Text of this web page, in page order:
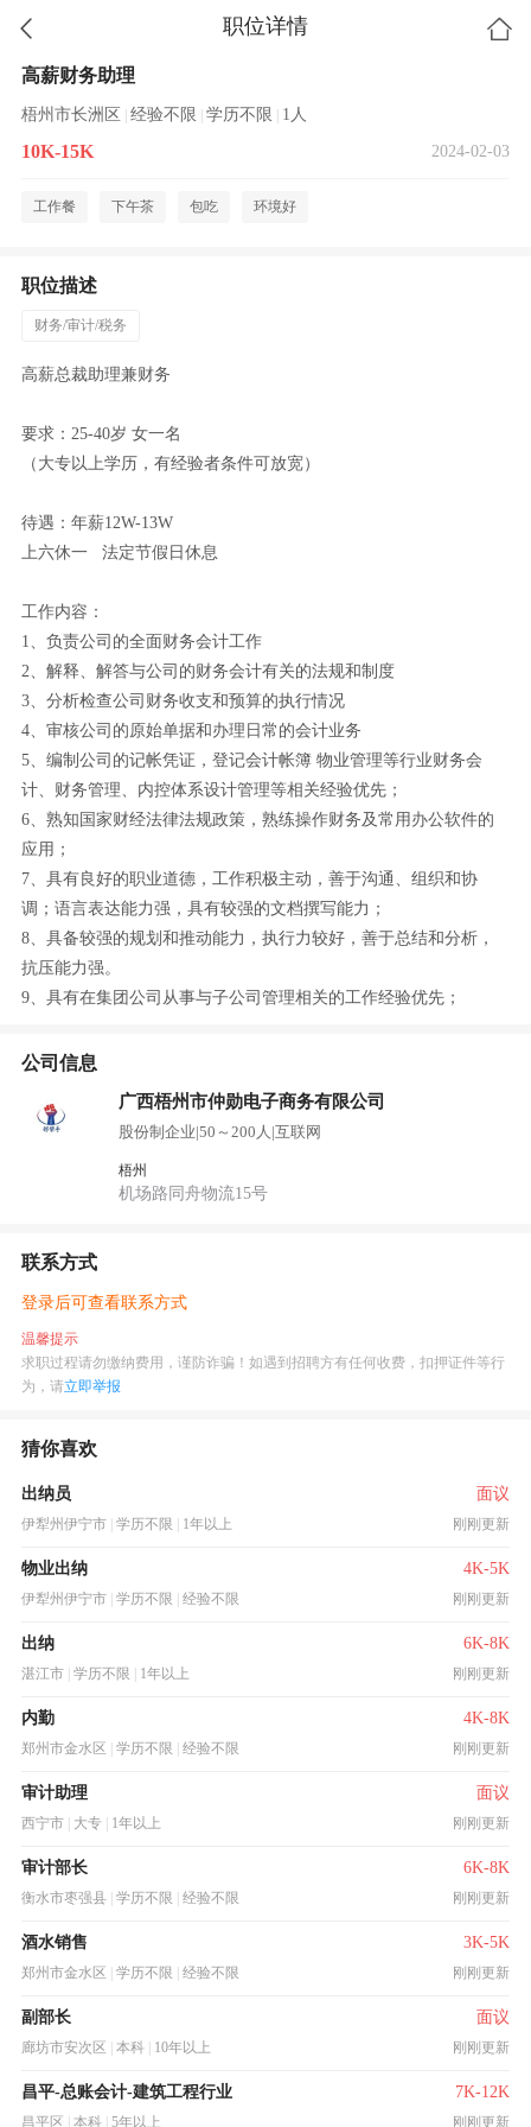
职位详情
高薪财务助理
梧州市长洲区 经验不限 学历不限 1人
10K-15K 2024-02-03
工作餐 下午茶 包吃 环境好
职位描述
财务/审计/税务
高薪总裁助理兼财务
要求：25-40岁 女一名
（大专以上学历，有经验者条件可放宽）
待遇：年薪12W-13W
上六休一 法定节假日休息
工作内容：
1、负责公司的全面财务会计工作
2、解释、解答与公司的财务会计有关的法规和制度
3、分析检查公司财务收支和预算的执行情况
4、审核公司的原始单据和办理日常的会计业务
5、编制公司的记帐凭证，登记会计帐簿 物业管理等行业财务会
计、财务管理、内控体系设计管理等相关经验优先；
6、熟知国家财经法律法规政策，熟练操作财务及常用办公软件的
应用；
7、具有良好的职业道德，工作积极主动，善于沟通、组织和协
调；语言表达能力强，具有较强的文档撰写能力；
8、具备较强的规划和推动能力，执行力较好，善于总结和分析，
抗压能力强。
9、具有在集团公司从事与子公司管理相关的工作经验优先；
公司信息
广西梧州市仲勋电子商务有限公司
股份制企业|50～200人 |互联网
梧州
机场路同舟物流15号
联系方式
登录后可查看联系方式
温馨提示
求职过程请勿缴纳费用，谨防诈骗！如遇到招聘方有任何收费，扣押证件等行
为，请立即举报
猜你喜欢
出纳员 面议
伊犁州伊宁市 学历不限 1年以上 刚刚更新
物业出纳 4K-5K
伊犁州伊宁市 学历不限 经验不限 刚刚更新
出纳 6K-8K
湛江市 学历不限 1年以上 刚刚更新
内勤 4K-8K
郑州市金水区 学历不限 经验不限 刚刚更新
审计助理 面议
西宁市 大专 1年以上 刚刚更新
审计部长 6K-8K
衡水市枣强县 学历不限 经验不限 刚刚更新
酒水销售 3K-5K
郑州市金水区 学历不限 经验不限 刚刚更新
副部长 面议
廊坊市安次区 本科 10年以上 刚刚更新
昌平-总账会计-建筑工程行业 7K-12K
昌平区 本科 5年以上 刚刚更新